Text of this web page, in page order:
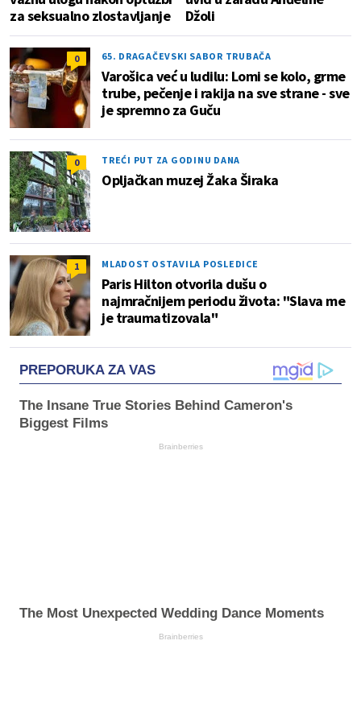
za seksualno zlostavljanje
Džoli
0 65. DRAGAČEVSKI SABOR TRUBAČA
Varošica već u ludilu: Lomi se kolo, grme
trube, pečenje i rakija na sve strane - sve
je spremno za Guču
0 TREĆI PUT ZA GODINU DANA
Opljačkan muzej Žaka Širaka
1 MLADOST OSTAVILA POSLEDICE
Paris Hilton otvorila dušu o
najmračnijem periodu života: "Slava me
je traumatizovala"
PREPORUKA ZA VAS
The Insane True Stories Behind Cameron's
Biggest Films
Brainberries
The Most Unexpected Wedding Dance Moments
Brainberries